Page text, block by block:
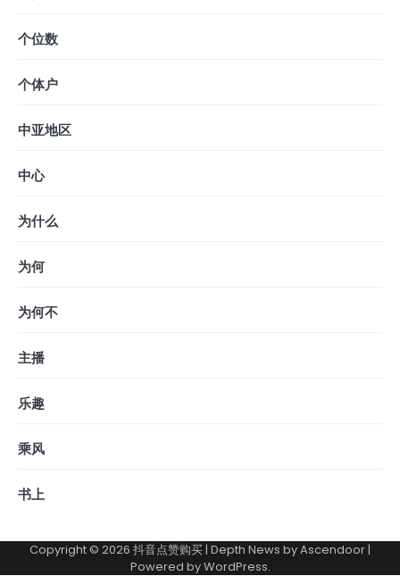
个位数
个体户
中亚地区
中心
为什么
为何
为何不
主播
乐趣
乘风
书上
Copyright © 2026 抖音点赞购买| Depth News byAscendoor|
Powered byWordPress.